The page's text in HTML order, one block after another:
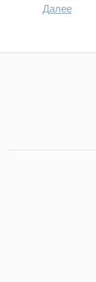
Далее